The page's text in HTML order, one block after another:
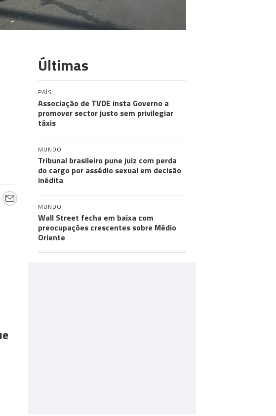
Últimas
PAÍS
Associação de TVDE insta Governo a
promover sector justo sem privilegiar
táxis
MUNDO
Tribunal brasileiro pune juiz com perda
do cargo por assédio sexual em decisão
inédita
MUNDO
Wall Street fecha em baixa com
preocupações crescentes sobre Médio
Oriente